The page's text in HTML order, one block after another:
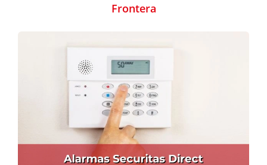
Frontera